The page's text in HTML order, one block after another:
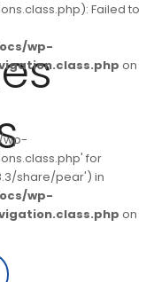
Failed to
wp-
on
wp-
for
share/pear') in
wp-
on